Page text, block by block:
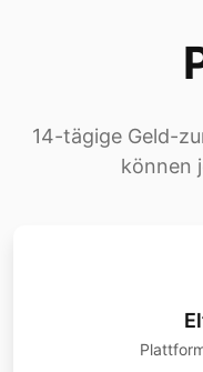
14-tägige Geld-
können